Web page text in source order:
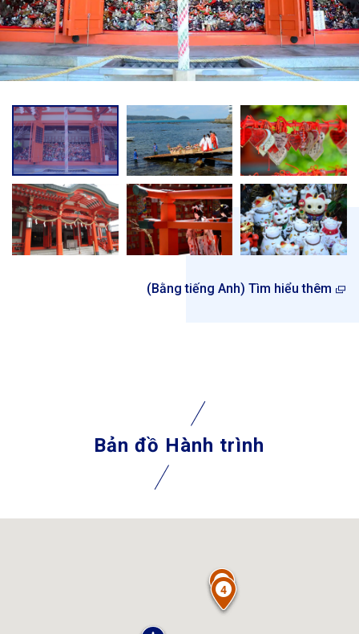
(Bằng tiếng Anh) Tìm hiểu thêm
Bản đồ Hành trình